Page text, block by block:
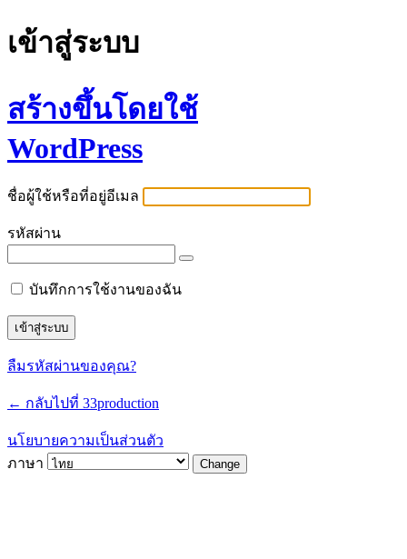
เข้าสู่ระบบ
สร้างขึ้นโดยใช้
WordPress
ชื่อผู้ใช้หรือที่อยู่อีเมล
รหัสผ่าน
บันทึกการใช้งานของฉัน
ลืมรหัสผ่านของคุณ?
← กลับไปที่ 33production
นโยบายความเป็นส่วนตัว
ภาษา